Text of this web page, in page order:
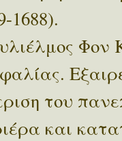
1688).
Φον
του
και